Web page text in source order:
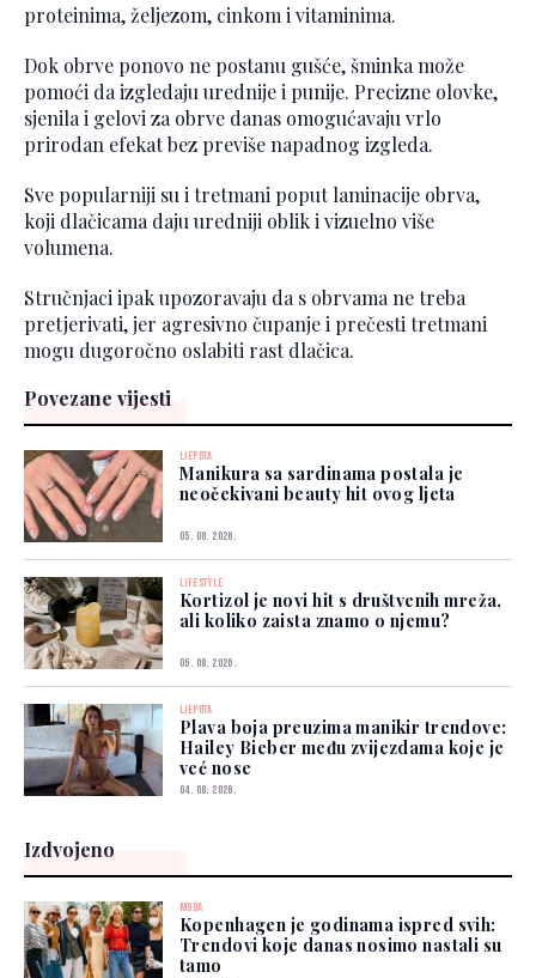
proteinima, željezom, cinkom i vitaminima.
Dok obrve ponovo ne postanu gušće, šminka može
pomoći da izgledaju urednije i punije. Precizne olovke,
sjenila i gelovi za obrve danas omogućavaju vrlo
prirodan efekat bez previše napadnog izgleda.
Sve popularniji su i tretmani poput laminacije obrva,
koji dlačicama daju uredniji oblik i vizuelno više
volumena.
Stručnjaci ipak upozoravaju da s obrvama ne treba
pretjerivati, jer agresivno čupanje i prečesti tretmani
mogu dugoročno oslabiti rast dlačica.
Povezane vijesti
LJEPOTA
Manikura sa sardinama postala je
neočekivani beauty hit ovog ljeta
05. 08. 2026.
LIFESTYLE
Kortizol je novi hit s društvenih mreža,
ali koliko zaista znamo o njemu?
05. 08. 2026.
LJEPOTA
Plava boja preuzima manikir trendove:
Hailey Bieber među zvijezdama koje je
već nose
04. 08. 2026.
Izdvojeno
MODA
Kopenhagen je godinama ispred svih:
Trendovi koje danas nosimo nastali su
tamo